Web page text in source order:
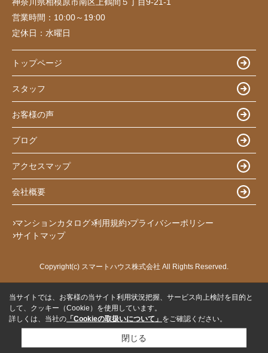
神奈川県相模原市南区上鶴間５丁目9-21-1
営業時間： 10:00～19:00
定休日： 水曜日
トップページ
スタッフ
お客様の声
ブログ
アクセスマップ
会社概要
マンションカタログ 利用規約 プライバシーポリシー
サイトマップ
Copyright(c) スマートハウス株式会社 All Rights Reserved.
当サイトでは、お客様の当サイト利用状況把握、サービス向上検討を目的と
して、クッキー（Cookie）を使用しています。
詳しくは、当社の 「Cookieの取扱いについて」 をご確認ください。
閉じる